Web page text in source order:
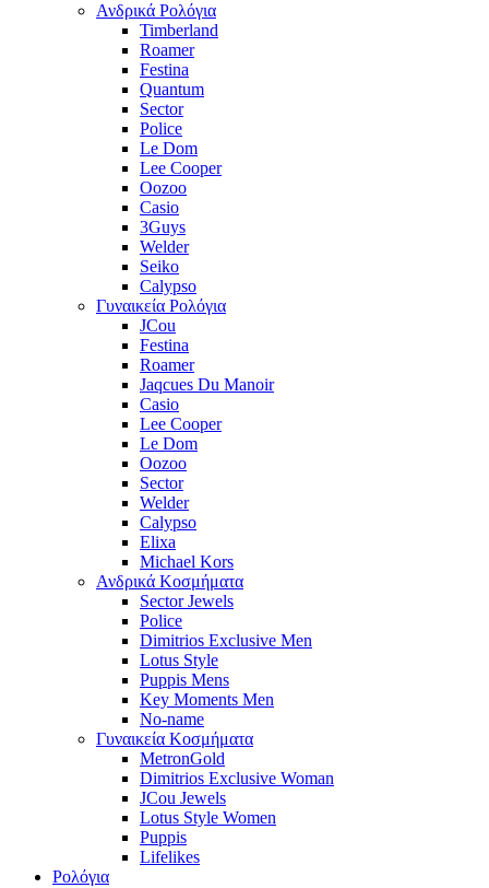
Ανδρικά Ρολόγια
Timberland
Roamer
Festina
Quantum
Sector
Police
Le Dom
Lee Cooper
Oozoo
Casio
3Guys
Welder
Seiko
Calypso
Γυναικεία Ρολόγια
JCou
Festina
Roamer
Jaqcues Du Manoir
Casio
Lee Cooper
Le Dom
Oozoo
Sector
Welder
Calypso
Elixa
Michael Kors
Ανδρικά Κοσμήματα
Sector Jewels
Police
Dimitrios Exclusive Men
Lotus Style
Puppis Mens
Key Moments Men
No-name
Γυναικεία Κοσμήματα
MetronGold
Dimitrios Exclusive Woman
JCou Jewels
Lotus Style Women
Puppis
Lifelikes
Ρολόγια